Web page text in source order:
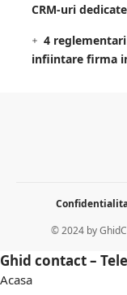
CRM-uri
4
infiintare firma
© 2024 by
Ghid contact –
Acasa